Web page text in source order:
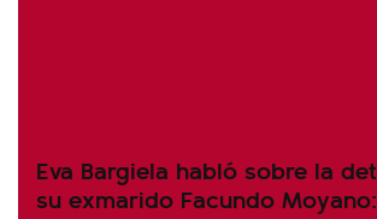
Eva Bargiela habló sobre la
su exmarido Facundo